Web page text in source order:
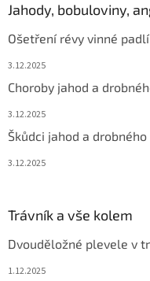
Jahody, bobuloviny,
Ošetření révy vinné
3.12.2025
Choroby jahod a
3.12.2025
Škůdci jahod a drobného
3.12.2025
Trávník a vše kolem
Dvouděložné plevele v
1.12.2025